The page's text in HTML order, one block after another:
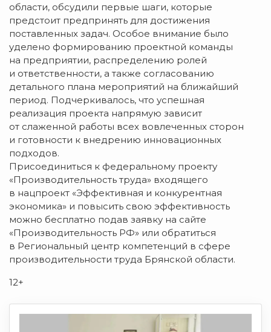
области, обсудили первые шаги, которые
предстоит предпринять для достижения
поставленных задач. Особое внимание было
уделено формированию проектной команды
на предприятии, распределению ролей
и ответственности, а также согласованию
детального плана мероприятий на ближайший
период. Подчеркивалось, что успешная
реализация проекта напрямую зависит
от слаженной работы всех вовлеченных сторон
и готовности к внедрению инновационных
подходов.
Присоединиться к федеральному проекту
«Производительность труда» входящего
в нацпроект «Эффективная и конкурентная
экономика» и повысить свою эффективность
можно бесплатно подав заявку на сайте
«Производительность РФ» или обратиться
в Региональный центр компетенций в сфере
производительности труда Брянской области.
12+